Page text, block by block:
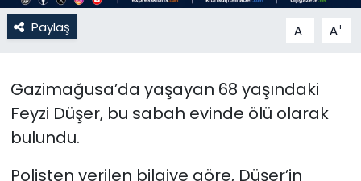
Paylaş A- A+
Gazimağusa’da yaşayan 68 yaşındaki
Feyzi Düşer, bu sabah evinde ölü olarak
bulundu.
Polisten verilen bilgiye göre, Düşer’in
Kültür Sanat
Moda
Nöbetçi Eczaneler
Otomobil Dünyası